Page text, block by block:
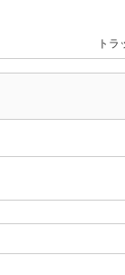
トラ